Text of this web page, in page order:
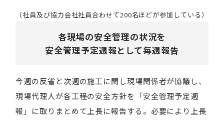
（社員及び協力会社社員合わせて200名ほどが参加している）
各現場の安全管理の状況を
安全管理予定週報として毎週報告
今週の反省と次週の施工に関し現場関係者が協議し、
現場代理人が各工程の安全方針を「安全管理予定週
報」に取りまとめて上長に報告する。必要により上長